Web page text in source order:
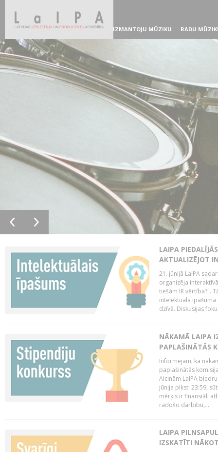
IZMANTOJU MŪZIKU RADU
LAIPA
AKTUALIZĒJOT
21. jūnijā LaIPA
organizēja
tiešām IR vērtība?".
intelektuālā
dzīvē. Diskusijas
NĀKAMĀ LAIPA
PAPLAŠINĀTĀS
Informējam, ka
paplašinātās
Aicinām LaIPA
jūnija plkst. 23:59,
mērķis ir finansiāli
radošo darbību,...
LAIPA
IZSKATĪTI